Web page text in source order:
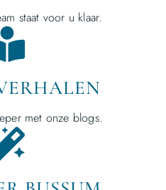
staat voor u klaar.
met onze blogs.